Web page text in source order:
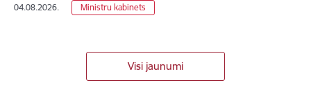
04.08.2026. Ministru kabinets
Visi jaunumi